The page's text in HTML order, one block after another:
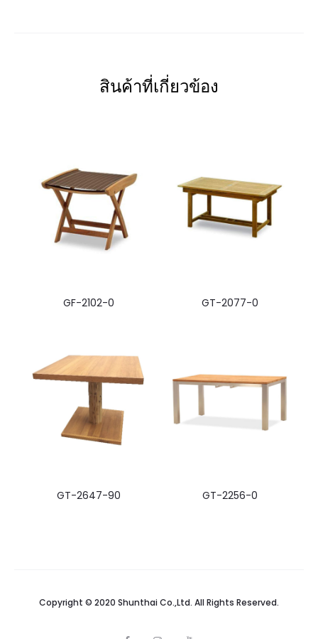
สินค้าที่เกี่ยวข้อง
GF-2102-0 GT-2077-0
GT-2647-90 GT-2256-0
Copyright © 2020 Shunthai Co.,Ltd. All Rights Reserved.